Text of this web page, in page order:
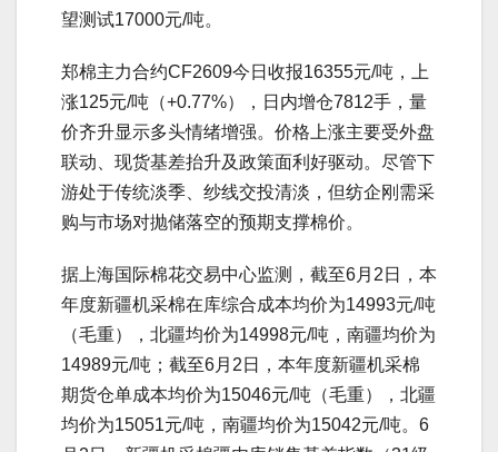
望测试17000元/吨。
郑棉主力合约CF2609今日收报16355元/吨，上
涨125元/吨（+0.77%），日内增仓7812手，量
价齐升显示多头情绪增强。价格上涨主要受外盘
联动、现货基差抬升及政策面利好驱动。尽管下
游处于传统淡季、纱线交投清淡，但纺企刚需采
购与市场对抛储落空的预期支撑棉价。
据上海国际棉花交易中心监测，截至6月2日，本
年度新疆机采棉在库综合成本均价为14993元/吨
（毛重），北疆均价为14998元/吨，南疆均价为
14989元/吨；截至6月2日，本年度新疆机采棉
期货仓单成本均价为15046元/吨（毛重），北疆
均价为15051元/吨，南疆均价为15042元/吨。6